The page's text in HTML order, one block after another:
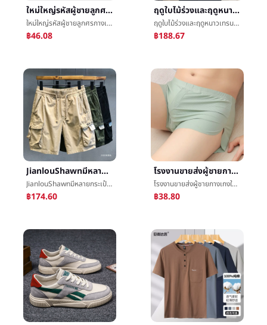
ใหม่ใหญ่รหัสผู้ชายลูกศรกางเกงบริสุทธิ์บ้านLeisureการเคลื่อนไหวมุมåกางเกงหลวมฉบับที่ตีพิมพ์เด็กนักเรียนกางเกงå¤´ขายส่ง
ใหม่ใหญ่รหัสผู้ชายลูกศรกางเกงบริสุทธิ์บ้านLeisureการเคลื่อนไหวมุมåกางเกงหลวมฉบับที่ตีพิมพ์เด็กนักเรียนกางเกงå¤´ขายส่ง
฿46.08
ฤดูใบไม้ร่วงและฤดูหนาวเทรนด์ครึ่งคอสูงประกบกันเท็จทั้งสองชิ้นเสื้อกันหนาวชายเกาหลีฉบับที่ตีพิมพ์บางLeisureบุคลิกภาพเสื้อถัก
ฤดูใบไม้ร่วงและฤดูหนาวเทรนด์ครึ่งคอสูงประกบกันเท็จทั้งสองชิ้นเสื้อกันหนาวชายเกาหลีฉบับที่ตีพิมพ์บางLeisureบุคลิกภาพเสื้อถัก
฿188.67
JianlouShawnมีหลายกระเป๋าเสื้อการขับรถกางเกงขาสั้นชายอเมริกันRetroหลวมความยืดหยุ่นห้านาทีกางเกงในกางเกงฤดูร้อน
JianlouShawnมีหลายกระเป๋าเสื้อการขับรถกางเกงขาสั้นชายอเมริกันRetroหลวมความยืดหยุ่นห้านาทีกางเกงในกางเกงฤดูร้อน
฿174.60
โรงงานขายส่งผู้ชายกางเกงในผ้าไหมน้ำแข็งลูกศรกางเกงชายหลวมใหญ่รหัสระบายอากาศได้ดีCozyบ้านç­กางเกงคนหนุ่มสาวฤดูร้อน
โรงงานขายส่งผู้ชายกางเกงในผ้าไหมน้ำแข็งลูกศรกางเกงชายหลวมใหญ่รหัสระบายอากาศได้ดีCozyบ้านç­กางเกงคนหนุ่มสาวฤดูร้อน
฿38.80